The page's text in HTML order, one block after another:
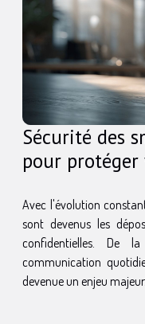
Sécurité des
pour protéger
Avec l'évolution
sont devenus les
confidentielles. De
communication
devenue un enjeu